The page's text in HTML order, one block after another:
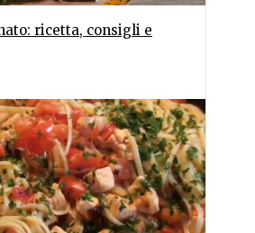
ricetta, consigli e